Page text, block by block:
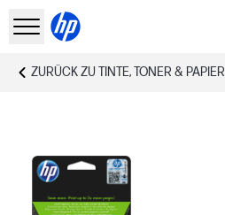
ZURÜCK ZU TINTE, TONER & PAPIER